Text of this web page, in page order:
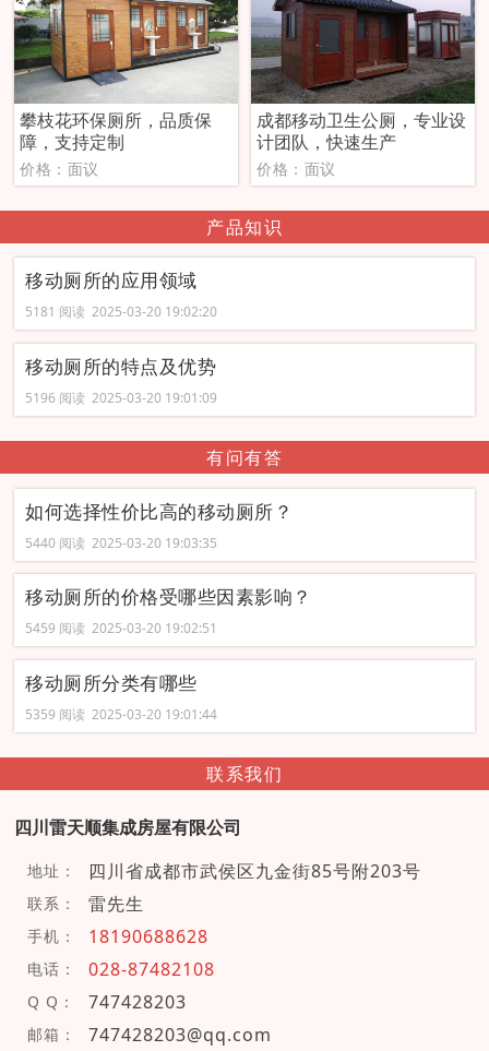
攀枝花环保厕所，品质保
障，支持定制
价格：面议
成都移动卫生公厕，专业设
计团队，快速生产
价格：面议
产品知识
移动厕所的应用领域
5181 阅读 2025-03-20 19:02:20
移动厕所的特点及优势
5196 阅读 2025-03-20 19:01:09
有问有答
如何选择性价比高的移动厕所？
5440 阅读 2025-03-20 19:03:35
移动厕所的价格受哪些因素影响？
5459 阅读 2025-03-20 19:02:51
移动厕所分类有哪些
5359 阅读 2025-03-20 19:01:44
联系我们
四川雷天顺集成房屋有限公司
地址： 四川省成都市武侯区九金街85号附203号
联系： 雷先生
手机： 18190688628
电话： 028-87482108
Q Q： 747428203
邮箱： 747428203@qq.com